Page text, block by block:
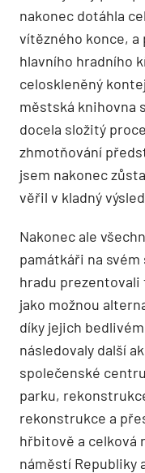
nakonec dotáhla
vítězného konce, a
hlavního hradního
celoskleněný
městská knihovna
docela složitý
zhmotňování
jsem nakonec
věřil v kladný
Nakonec ale
památkáři na
hradu prezentovali
jako možnou
díky jejich
následovaly další
společenské
parku,
rekonstrukce a
hřbitově a celková
náměstí Republiky